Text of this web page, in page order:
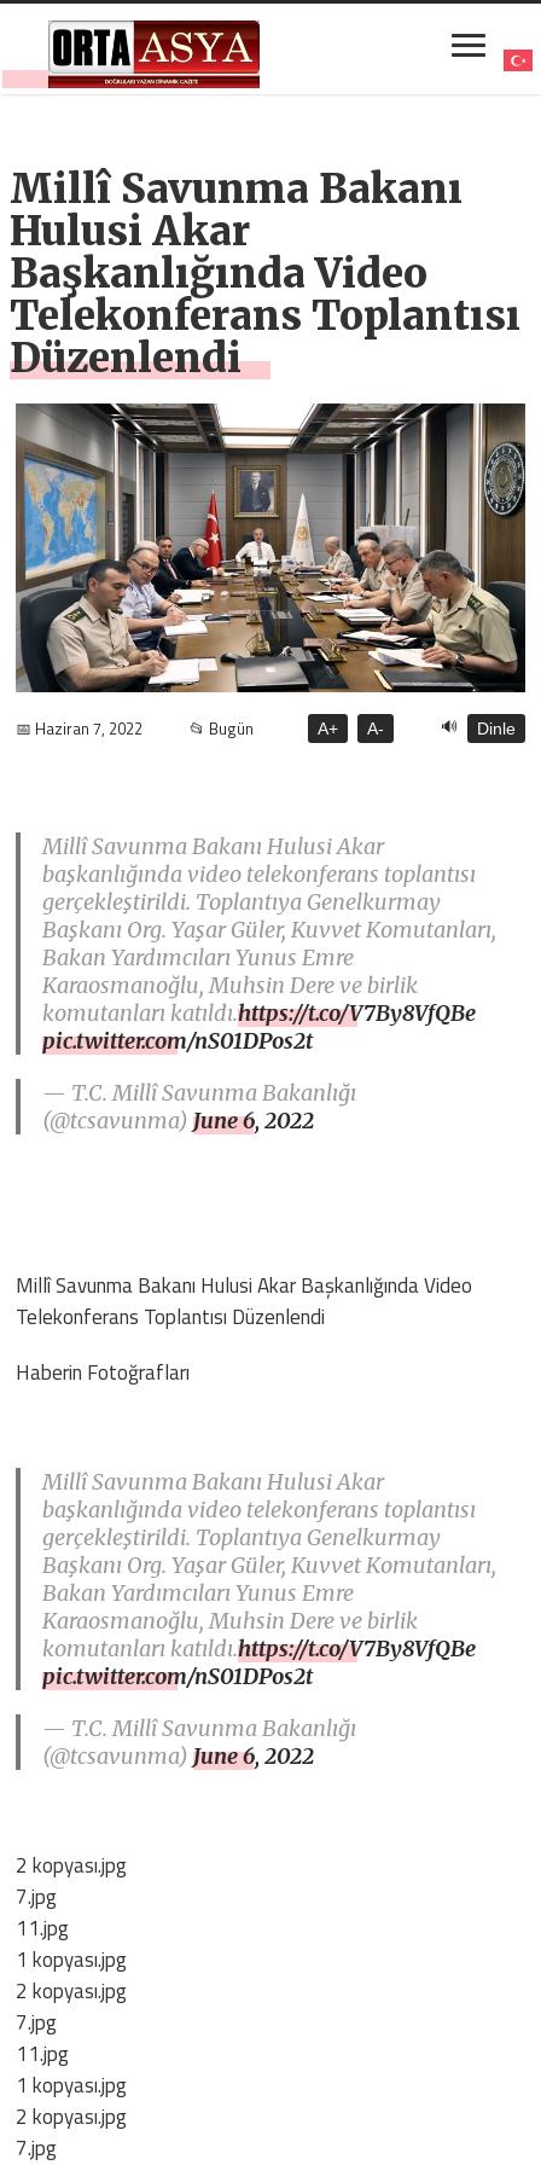
Millî Savunma Bakanı
Hulusi Akar
Başkanlığında Video
Telekonferans Toplantısı
Düzenlendi
📅 Haziran 7, 2022 📂 Bugün A+ A- 🔊 Dinle
Millî Savunma Bakanı Hulusi Akar
başkanlığında video telekonferans toplantısı
gerçekleştirildi. Toplantıya Genelkurmay
Başkanı Org. Yaşar Güler, Kuvvet Komutanları,
Bakan Yardımcıları Yunus Emre
Karaosmanoğlu, Muhsin Dere ve birlik
komutanları katıldı.https://t.co/V7By8VfQBe
pic.twitter.com/nS01DPos2t
— T.C. Millî Savunma Bakanlığı
(@tcsavunma)June 6, 2022
Millî Savunma Bakanı Hulusi Akar Başkanlığında Video
Telekonferans Toplantısı Düzenlendi
Haberin Fotoğrafları
Millî Savunma Bakanı Hulusi Akar
başkanlığında video telekonferans toplantısı
gerçekleştirildi. Toplantıya Genelkurmay
Başkanı Org. Yaşar Güler, Kuvvet Komutanları,
Bakan Yardımcıları Yunus Emre
Karaosmanoğlu, Muhsin Dere ve birlik
komutanları katıldı.https://t.co/V7By8VfQBe
pic.twitter.com/nS01DPos2t
— T.C. Millî Savunma Bakanlığı
(@tcsavunma)June 6, 2022
2 kopyası.jpg
7.jpg
11.jpg
1 kopyası.jpg
2 kopyası.jpg
7.jpg
11.jpg
1 kopyası.jpg
2 kopyası.jpg
7.jpg